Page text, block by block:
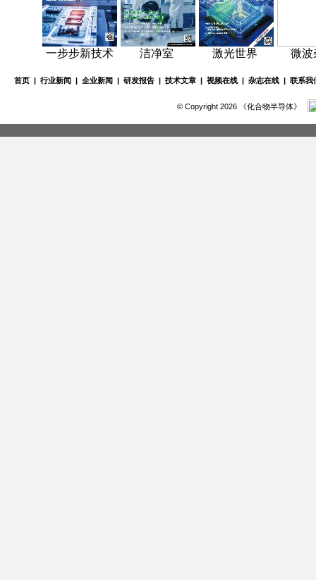
一步步新技术 洁净室 激光世界 微波
首页 | 行业新闻 | 企业新闻 | 研发报告 | 技术文章 | 视频在线 | 杂志在线 | 联系我
© Copyright 2026 《化合物半导体》